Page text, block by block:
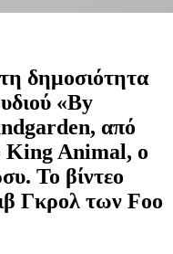
δημοσιότητα
«By
από
King Animal, ο
Το βίντεο
Γκρολ των Foo